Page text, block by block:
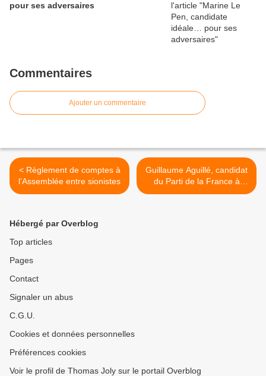
pour ses adversaires
Commentaires
Ajouter un commentaire
< Règlement de comptes à
l’Assemblée entre sionistes
Guillaume Aguillé, candidat
du Parti de la France à
Maltot (14) >
Hébergé par Overblog
Top articles
Pages
Contact
Signaler un abus
C.G.U.
Cookies et données personnelles
Préférences cookies
Voir le profil de Thomas Joly sur le portail Overblog